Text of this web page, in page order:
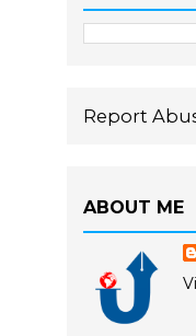
Report
ABOUT ME